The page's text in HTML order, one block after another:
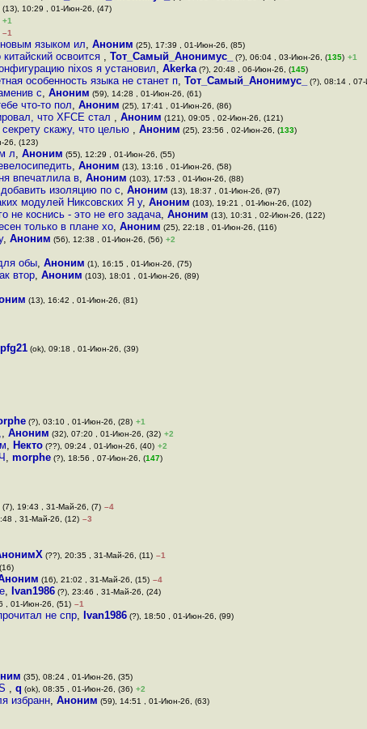
(13), 10:29 , 01-Июн-26, (47)
+1
–1
языком ил, Аноним (25), 17:39 , 01-Июн-26, (85)
освоится , Тот_Самый_Анонимус_ (?), 06:04 , 03-Июн-26, (135) +1
nixos я установил, Akerka (?), 20:48 , 06-Июн-26, (145)
особенность языка не станет п, Тот_Самый_Анонимус_ (?), 08:14 ,
с, Аноним (59), 14:28 , 01-Июн-26, (61)
что-то пол, Аноним (25), 17:41 , 01-Июн-26, (86)
что XFCE стал , Аноним (121), 09:05 , 02-Июн-26, (121)
скажу, что целью , Аноним (25), 23:56 , 02-Июн-26, (133)
26, (123)
л, Аноним (55), 12:29 , 01-Июн-26, (55)
, Аноним (13), 13:16 , 01-Июн-26, (58)
впечатлила в, Аноним (103), 17:53 , 01-Июн-26, (88)
изоляцию по c, Аноним (13), 18:37 , 01-Июн-26, (97)
модулей Никсовских Я у, Аноним (103), 19:21 , 01-Июн-26, (102)
не коснись - это не его задача, Аноним (13), 10:31 , 02-Июн-26, (122)
только в плане хо, Аноним (25), 22:18 , 01-Июн-26, (116)
, Аноним (56), 12:38 , 01-Июн-26, (56) +2
обы, Аноним (1), 16:15 , 01-Июн-26, (75)
втор, Аноним (103), 18:01 , 01-Июн-26, (89)
(13), 16:42 , 01-Июн-26, (81)
pfg21 (ok), 09:18 , 01-Июн-26, (39)
(?), 03:10 , 01-Июн-26, (28) +1
, Аноним (32), 07:20 , 01-Июн-26, (32) +2
, Некто (??), 09:24 , 01-Июн-26, (40) +2
, morphe (?), 18:56 , 07-Июн-26, (147)
(7), 19:43 , 31-Май-26, (7) –4
, 31-Май-26, (12) –3
(??), 20:35 , 31-Май-26, (11) –1
(16), 21:02 , 31-Май-26, (15) –4
, Ivan1986 (?), 23:46 , 31-Май-26, (24)
, 01-Июн-26, (51) –1
не спр, Ivan1986 (?), 18:50 , 01-Июн-26, (99)
(35), 08:24 , 01-Июн-26, (35)
, q (ok), 08:35 , 01-Июн-26, (36) +2
избранн, Аноним (59), 14:51 , 01-Июн-26, (63)